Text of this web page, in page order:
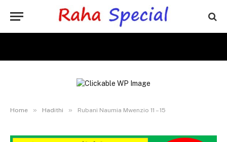
Home » Hadithi » Rubani Naumia Mwenzio 11 – 15